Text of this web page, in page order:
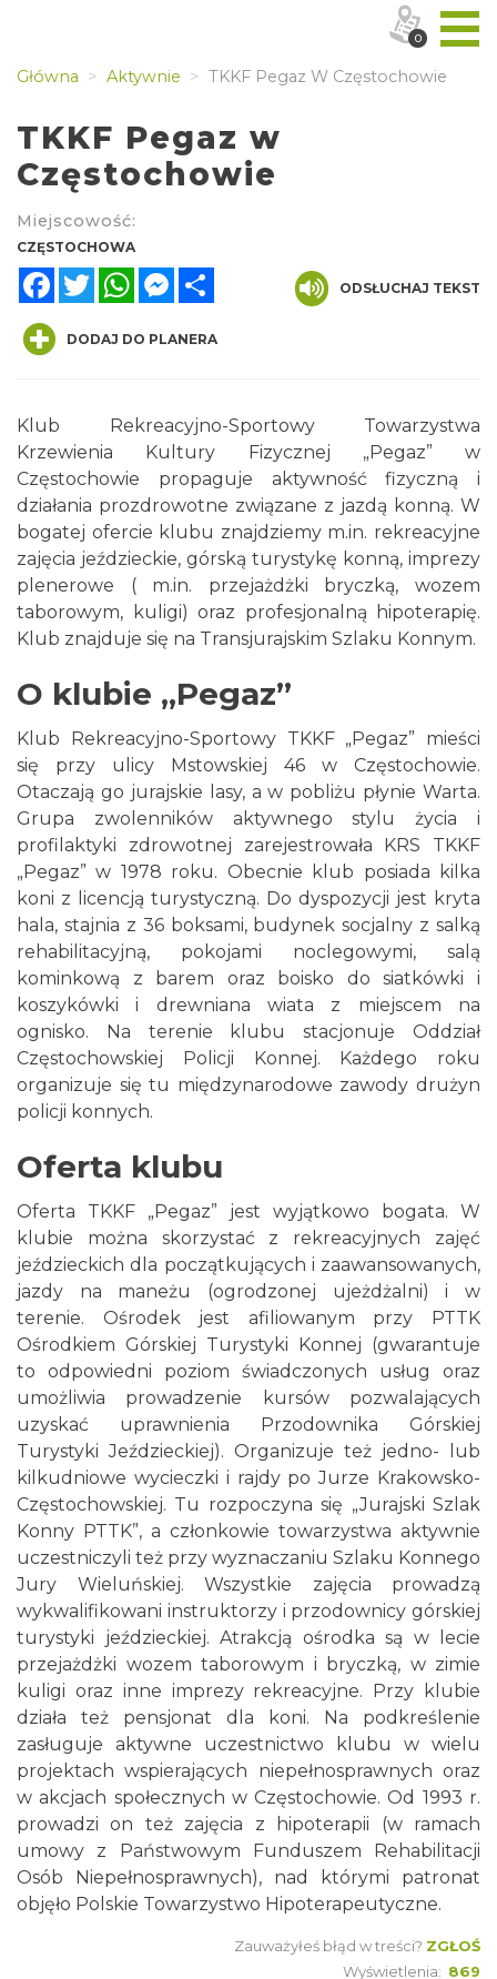
Główna Aktywnie TKKF Pegaz W Częstochowie
TKKF Pegaz w
Częstochowie
Miejscowość:
CZĘSTOCHOWA
FacebookTwitterWhatsAppMessenger
ODSŁUCHAJ TEKST
DODAJ DO PLANERA
Klub Rekreacyjno-Sportowy Towarzystwa
Krzewienia Kultury Fizycznej „Pegaz” w
Częstochowie propaguje aktywność fizyczną i
działania prozdrowotne związane z jazdą konną. W
bogatej ofercie klubu znajdziemy m.in. rekreacyjne
zajęcia jeździeckie, górską turystykę konną, imprezy
plenerowe ( m.in. przejażdżki bryczką, wozem
taborowym, kuligi) oraz profesjonalną hipoterapię.
Klub znajduje się na Transjurajskim Szlaku Konnym.
O klubie „Pegaz”
Klub Rekreacyjno-Sportowy TKKF „Pegaz” mieści
się przy ulicy Mstowskiej 46 w Częstochowie.
Otaczają go jurajskie lasy, a w pobliżu płynie Warta.
Grupa zwolenników aktywnego stylu życia i
profilaktyki zdrowotnej zarejestrowała KRS TKKF
„Pegaz” w 1978 roku. Obecnie klub posiada kilka
koni z licencją turystyczną. Do dyspozycji jest kryta
hala, stajnia z 36 boksami, budynek socjalny z salką
rehabilitacyjną, pokojami noclegowymi, salą
kominkową z barem oraz boisko do siatkówki i
koszykówki i drewniana wiata z miejscem na
ognisko. Na terenie klubu stacjonuje Oddział
Częstochowskiej Policji Konnej. Każdego roku
organizuje się tu międzynarodowe zawody drużyn
policji konnych.
Oferta klubu
Oferta TKKF „Pegaz” jest wyjątkowo bogata. W
klubie można skorzystać z rekreacyjnych zajęć
jeździeckich dla początkujących i zaawansowanych,
jazdy na maneżu (ogrodzonej ujeżdżalni) i w
terenie. Ośrodek jest afiliowanym przy PTTK
Ośrodkiem Górskiej Turystyki Konnej (gwarantuje
to odpowiedni poziom świadczonych usług oraz
umożliwia prowadzenie kursów pozwalających
uzyskać uprawnienia Przodownika Górskiej
Turystyki Jeździeckiej). Organizuje też jedno- lub
kilkudniowe wycieczki i rajdy po Jurze Krakowsko-
Częstochowskiej. Tu rozpoczyna się „Jurajski Szlak
Konny PTTK”, a członkowie towarzystwa aktywnie
uczestniczyli też przy wyznaczaniu Szlaku Konnego
Jury Wieluńskiej. Wszystkie zajęcia prowadzą
wykwalifikowani instruktorzy i przodownicy górskiej
turystyki jeździeckiej. Atrakcją ośrodka są w lecie
przejażdżki wozem taborowym i bryczką, w zimie
kuligi oraz inne imprezy rekreacyjne. Przy klubie
działa też pensjonat dla koni. Na podkreślenie
zasługuje aktywne uczestnictwo klubu w wielu
projektach wspierających niepełnosprawnych oraz
w akcjach społecznych w Częstochowie. Od 1993 r.
prowadzi on też zajęcia z hipoterapii (w ramach
umowy z Państwowym Funduszem Rehabilitacji
Osób Niepełnosprawnych), nad którymi patronat
objęło Polskie Towarzystwo Hipoterapeutyczne.
Zauważyłeś błąd w treści? ZGŁOŚ
Wyświetlenia: 869
0